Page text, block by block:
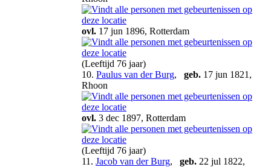
ovl. 17 jun 1896, Rotterdam
(Leeftijd 76 jaar)
10. Paulus van der Burg, geb. 17 jun 1821,
Rhoon
ovl. 3 dec 1897, Rotterdam
(Leeftijd 76 jaar)
11. Jacob van der Burg, geb. 22 jul 1822,